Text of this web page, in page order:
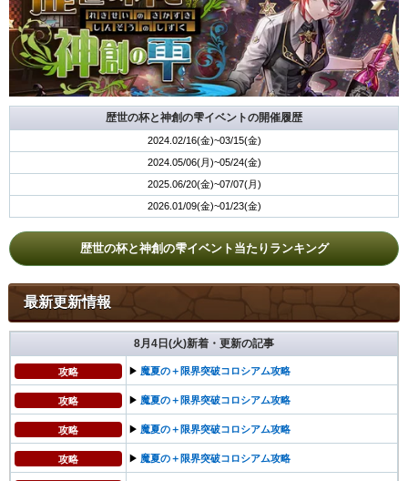
歴世の杯と神創の雫イベントの開催履歴
2024.02/16(金)~03/15(金)
2024.05/06(月)~05/24(金)
2025.06/20(金)~07/07(月)
2026.01/09(金)~01/23(金)
歴世の杯と神創の雫イベント当たりランキング
最新更新情報
8月4日(火)新着・更新の記事
攻略 ▶︎ 魔夏の＋限界突破コロシアム攻略
攻略 ▶︎ 魔夏の＋限界突破コロシアム攻略
攻略 ▶︎ 魔夏の＋限界突破コロシアム攻略
攻略 ▶︎ 魔夏の＋限界突破コロシアム攻略